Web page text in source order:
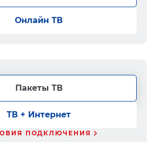
Онлайн ТВ
Пакеты ТВ
ТВ + Интернет
ПОДКЛЮЧЕНИЯ